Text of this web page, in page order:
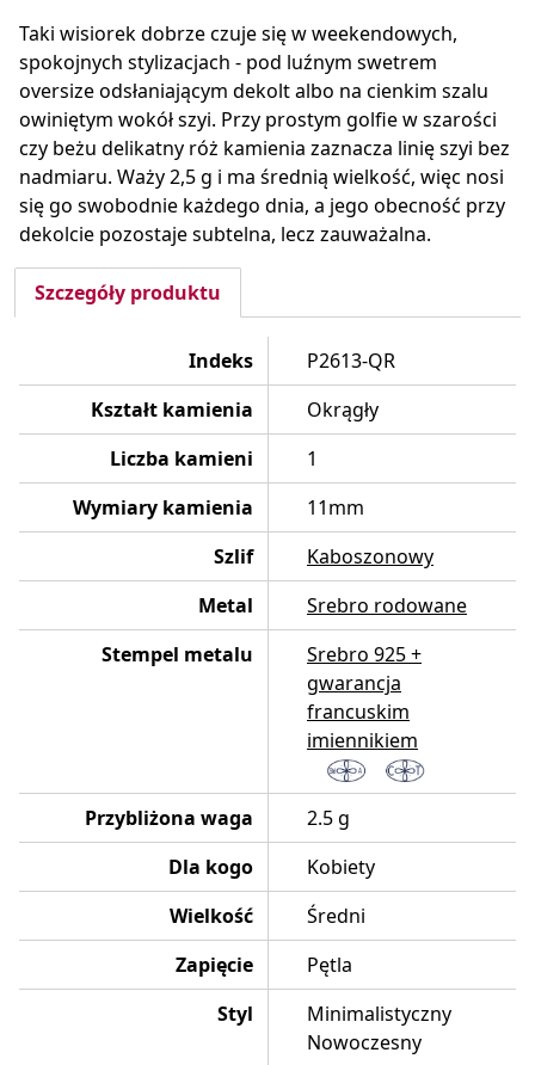
Taki wisiorek dobrze czuje się w weekendowych,
spokojnych stylizacjach - pod luźnym swetrem
oversize odsłaniającym dekolt albo na cienkim szalu
owiniętym wokół szyi. Przy prostym golfie w szarości
czy beżu delikatny róż kamienia zaznacza linię szyi bez
nadmiaru. Waży 2,5 g i ma średnią wielkość, więc nosi
się go swobodnie każdego dnia, a jego obecność przy
dekolcie pozostaje subtelna, lecz zauważalna.
Szczegóły produktu
Indeks
P2613-QR
Kształt kamienia
Okrągły
Liczba kamieni
1
Wymiary kamienia
11mm
Szlif
Kaboszonowy
Metal
Srebro rodowane
Stempel metalu
Srebro 925 +
gwarancja
francuskim
imiennikiem
Przybliżona waga
2.5 g
Dla kogo
Kobiety
Wielkość
Średni
Zapięcie
Pętla
Styl
Minimalistyczny
Nowoczesny